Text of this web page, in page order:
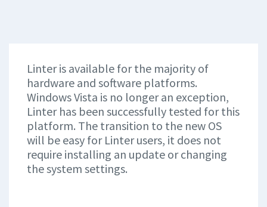
Linter is available for the majority of
hardware and software platforms.
Windows Vista is no longer an exception,
Linter has been successfully tested for this
platform. The transition to the new OS
will be easy for Linter users, it does not
require installing an update or changing
the system settings.